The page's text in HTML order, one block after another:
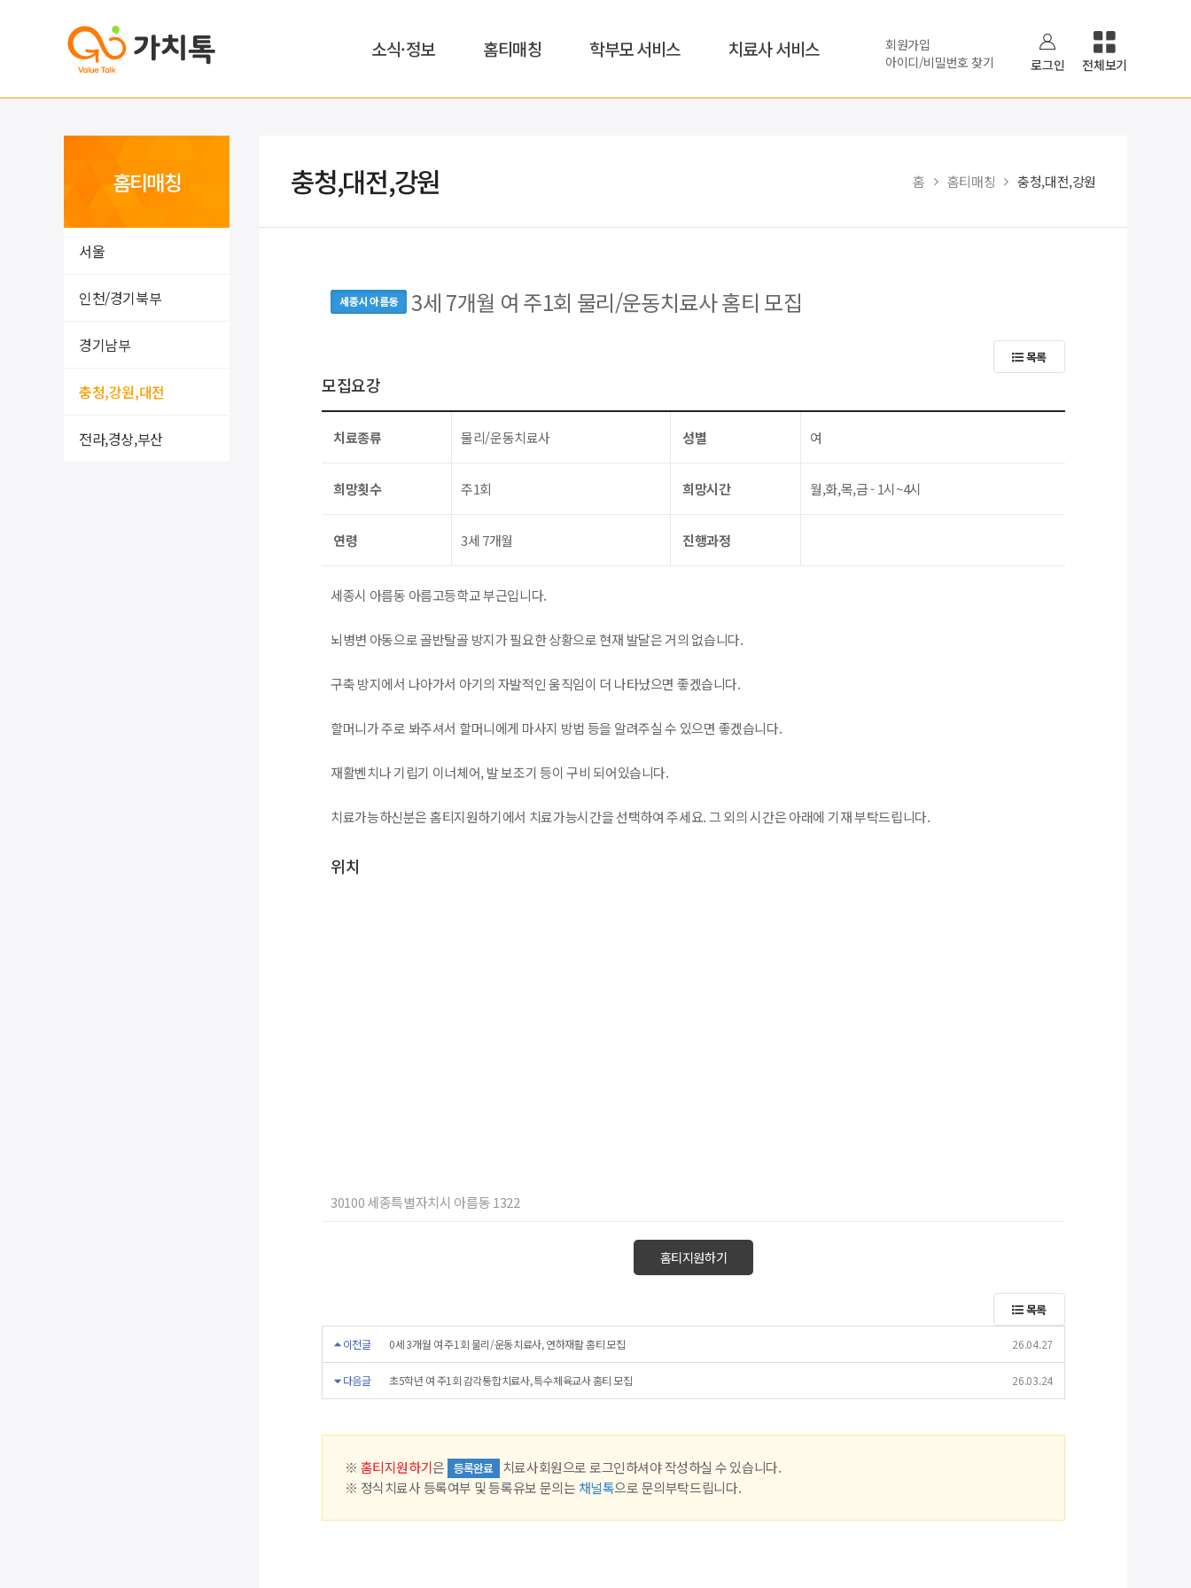
소식·정보 홈티매칭 학부모 서비스 치료사 서비스
회원가입
아이디/비밀번호 찾기
로그인 전체보기
홈티매칭
서울
인천/경기북부
경기남부
충청,강원,대전
전라,경상,부산
충청,대전,강원 홈 홈티매칭 충청,대전,강원
세종시 아름동 3세 7개월 여 주1회 물리/운동치료사 홈티 모집
목록
모집요강
치료종류 물리/운동치료사 성별 여
희망횟수 주1회 희망시간 월,화,목,금 - 1시~4시
연령 3세 7개월 진행과정
세종시 아름동 아름고등학교 부근입니다.
뇌병변 아동으로 골반탈골 방지가 필요한 상황으로 현재 발달은 거의 없습니다.
구축 방지에서 나아가서 아기의 자발적인 움직임이 더 나타났으면 좋겠습니다.
할머니가 주로 봐주셔서 할머니에게 마사지 방법 등을 알려주실 수 있으면 좋겠습니다.
재활벤치나 기립기 이너체어, 발 보조기 등이 구비 되어있습니다.
치료가능하신분은 홈티지원하기에서 치료가능시간을 선택하여 주세요. 그 외의 시간은 아래에 기재 부탁드립니다.
위치
30100 세종특별자치시 아름동 1322
홈티지원하기
목록
이전글 0세 3개월 여 주1회 물리/운동치료사, 연하재활 홈티 모집 26.04.27
다음글 초5학년 여 주1회 감각통합치료사, 특수체육교사 홈티 모집 26.03.24
※ 홈티지원하기은 등록완료
치료사회원으로 로그인하셔야 작성하실 수 있습니다.
※ 정식치료사 등록여부 및 등록유보 문의는 채널톡으로 문의부탁드립니다.